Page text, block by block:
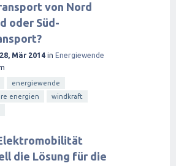
von Nord
oder Süd-
28, Mär 2014 in Energiewende
energiewende
energien
windkraft
die Lösung für die